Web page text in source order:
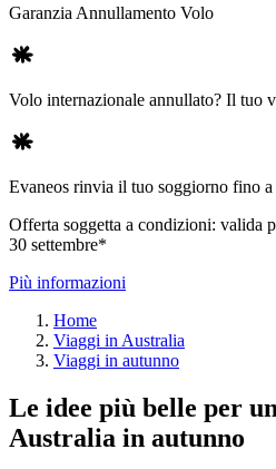
Garanzia Annullamento Volo
Volo internazionale annullato? Il tuo
Evaneos rinvia il tuo soggiorno fino a
Offerta soggetta a condizioni: valida
30 settembre*
Più informazioni
Home
Viaggi in Australia
Viaggi in autunno
Le idee più belle per
Australia in autunno